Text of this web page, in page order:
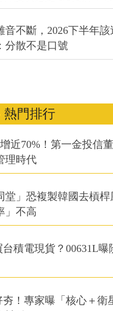
音不斷，2026下半年
分散不是口號
熱門排行
近70%！第一金投信
理時代
堂」恐複製韓國去槓
」不高
積電現貨？00631L
夯！專家曝「核心＋衛